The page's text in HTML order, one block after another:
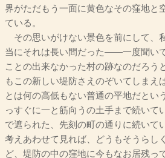
界がただもう一面に黄色なその窪地と
ている。
その思いがけない景色を前にして
当にそれは長い間だった――一度聞い
ことの出来なかった村の跡なのだろう
もこの新しい堤防さえのぞいてしまえ
とは何の高低もない普通の平地だとい
っすぐに一と筋向うの土手まで続いて
で遮られた、先刻の町の通りに続いて
考えあわせて見れば、どうもそうらし
ど、堤防の中の窪地に今もなお居残っ